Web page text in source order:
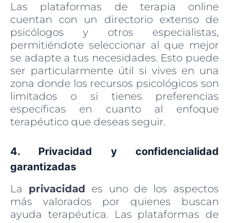
Las plataformas de terapia online
cuentan con un directorio extenso de
psicólogos y otros especialistas,
permitiéndote seleccionar al que mejor
se adapte a tus necesidades. Esto puede
ser particularmente útil si vives en una
zona donde los recursos psicológicos son
limitados o si tienes preferencias
específicas en cuanto al enfoque
terapéutico que deseas seguir.
4. Privacidad y confidencialidad
garantizadas
La privacidad es uno de los aspectos
más valorados por quienes buscan
ayuda terapéutica. Las plataformas de